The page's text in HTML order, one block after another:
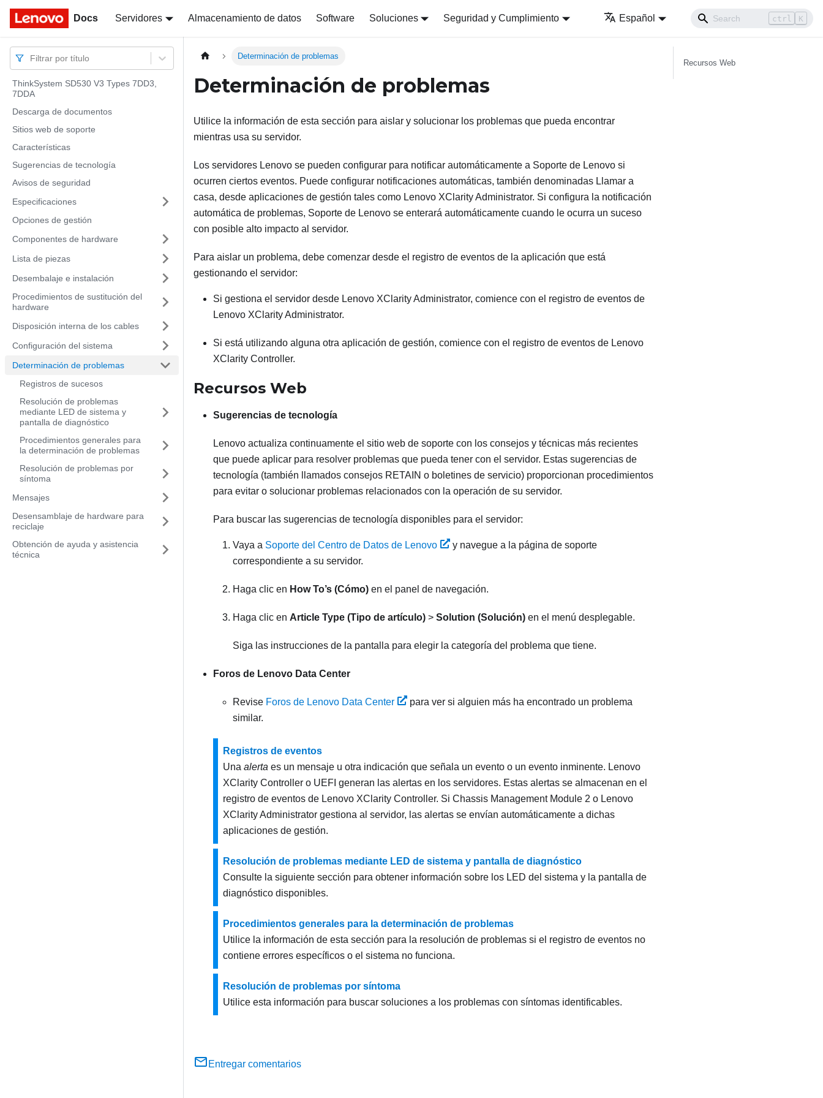
Docs Servidores Almacenamiento de datos Software Soluciones Seguridad y Cumplimiento Español ctrl K
Docs
Filtrar por título
ThinkSystem SD530 V3 Types 7DD3,
7DDA
Descarga de documentos
Sitios web de soporte
Características
Sugerencias de tecnología
Avisos de seguridad
Especificaciones
Opciones de gestión
Componentes de hardware
Lista de piezas
Desembalaje e instalación
Procedimientos de sustitución del
hardware
Disposición interna de los cables
Configuración del sistema
Determinación de problemas
Registros de sucesos
Resolución de problemas
mediante LED de sistema y
pantalla de diagnóstico
Procedimientos generales para
la determinación de problemas
Resolución de problemas por
síntoma
Mensajes
Desensamblaje de hardware para
reciclaje
Obtención de ayuda y asistencia
técnica
Determinación de problemas
Determinación de problemas
Utilice la información de esta sección para aislar y solucionar los problemas que pueda encontrar
mientras usa su servidor.
Los servidores Lenovo se pueden configurar para notificar automáticamente a Soporte de Lenovo si
ocurren ciertos eventos. Puede configurar notificaciones automáticas, también denominadas Llamar a
casa, desde aplicaciones de gestión tales como Lenovo XClarity Administrator. Si configura la notificación
automática de problemas, Soporte de Lenovo se enterará automáticamente cuando le ocurra un suceso
con posible alto impacto al servidor.
Para aislar un problema, debe comenzar desde el registro de eventos de la aplicación que está
gestionando el servidor:
Si gestiona el servidor desde Lenovo XClarity Administrator, comience con el registro de eventos de
Lenovo XClarity Administrator.
Si está utilizando alguna otra aplicación de gestión, comience con el registro de eventos de Lenovo
XClarity Controller.
Recursos Web
Sugerencias de tecnología
Lenovo actualiza continuamente el sitio web de soporte con los consejos y técnicas más recientes
que puede aplicar para resolver problemas que pueda tener con el servidor. Estas sugerencias de
tecnología (también llamados consejos RETAIN o boletines de servicio) proporcionan procedimientos
para evitar o solucionar problemas relacionados con la operación de su servidor.
Para buscar las sugerencias de tecnología disponibles para el servidor:
Vaya a Soporte del Centro de Datos de Lenovo
y navegue a la página de soporte
correspondiente a su servidor.
Haga clic en How To’s (Cómo) en el panel de navegación.
Haga clic en Article Type (Tipo de artículo) > Solution (Solución) en el menú desplegable.
Siga las instrucciones de la pantalla para elegir la categoría del problema que tiene.
Foros de Lenovo Data Center
Revise Foros de Lenovo Data Center
para ver si alguien más ha encontrado un problema
similar.
Registros de eventos
Una alerta es un mensaje u otra indicación que señala un evento o un evento inminente. Lenovo
XClarity Controller o UEFI generan las alertas en los servidores. Estas alertas se almacenan en el
registro de eventos de Lenovo XClarity Controller. Si Chassis Management Module 2 o Lenovo
XClarity Administrator gestiona al servidor, las alertas se envían automáticamente a dichas
aplicaciones de gestión.
Resolución de problemas mediante LED de sistema y pantalla de diagnóstico
Consulte la siguiente sección para obtener información sobre los LED del sistema y la pantalla de
diagnóstico disponibles.
Procedimientos generales para la determinación de problemas
Utilice la información de esta sección para la resolución de problemas si el registro de eventos no
contiene errores específicos o el sistema no funciona.
Resolución de problemas por síntoma
Utilice esta información para buscar soluciones a los problemas con síntomas identificables.
Entregar comentarios
Recursos Web